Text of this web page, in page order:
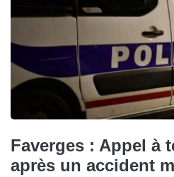
Faverges : Appel à
après un accident